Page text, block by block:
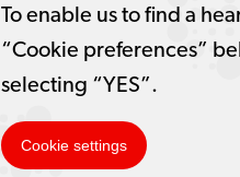
To enable us to find a
“Cookie preferences”
selecting “YES”.
Cookie settings